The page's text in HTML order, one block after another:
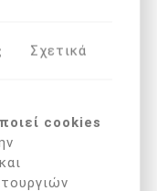
Care αποτελεί
και ασφαλούς
0/1.
Σχετικά
cookies